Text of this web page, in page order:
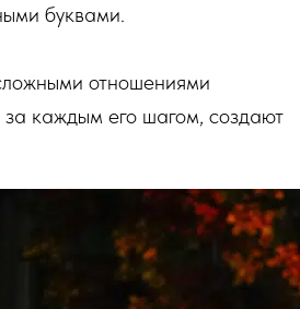
буквами.
отношениями
каждым его шагом, создают